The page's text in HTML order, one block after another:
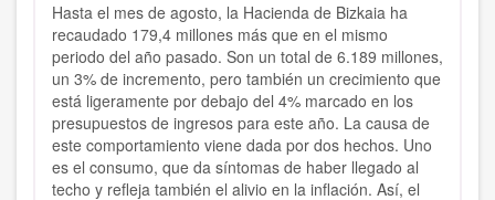
Hasta el mes de agosto, la Hacienda de Bizkaia ha
recaudado 179,4 millones más que en el mismo
periodo del año pasado. Son un total de 6.189 millones,
un 3% de incremento, pero también un crecimiento que
está ligeramente por debajo del 4% marcado en los
presupuestos de ingresos para este año. La causa de
este comportamiento viene dada por dos hechos. Uno
es el consumo, que da síntomas de haber llegado al
techo y refleja también el alivio en la inflación. Así, el